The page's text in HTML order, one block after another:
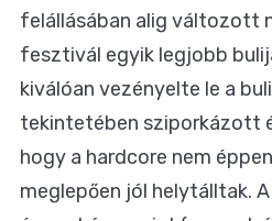
felállásában alig változott
fesztivál egyik legjobb
kiválóan vezényelte le a
tekintetében sziporkázott
hogy a hardcore nem
meglepően jól helytálltak.